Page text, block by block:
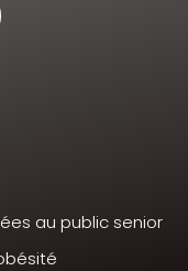
au public senior